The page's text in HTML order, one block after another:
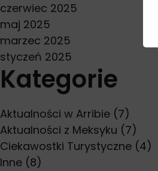
czerwiec 2025
maj 2025
marzec 2025
styczeń 2025
Kategorie
Aktualności w Arribie (7)
Aktualności z Meksyku (7)
Ciekawostki Turystyczne (4)
Inne (8)